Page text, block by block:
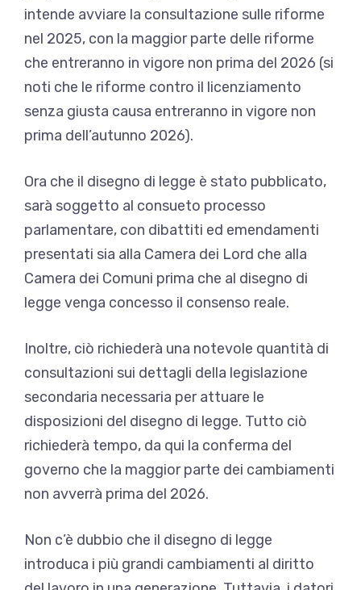
intende avviare la consultazione sulle riforme
nel 2025, con la maggior parte delle riforme
che entreranno in vigore non prima del 2026 (si
noti che le riforme contro il licenziamento
senza giusta causa entreranno in vigore non
prima dell’autunno 2026).
Ora che il disegno di legge è stato pubblicato,
sarà soggetto al consueto processo
parlamentare, con dibattiti ed emendamenti
presentati sia alla Camera dei Lord che alla
Camera dei Comuni prima che al disegno di
legge venga concesso il consenso reale.
Inoltre, ciò richiederà una notevole quantità di
consultazioni sui dettagli della legislazione
secondaria necessaria per attuare le
disposizioni del disegno di legge. Tutto ciò
richiederà tempo, da qui la conferma del
governo che la maggior parte dei cambiamenti
non avverrà prima del 2026.
Non c’è dubbio che il disegno di legge
introduca i più grandi cambiamenti al diritto